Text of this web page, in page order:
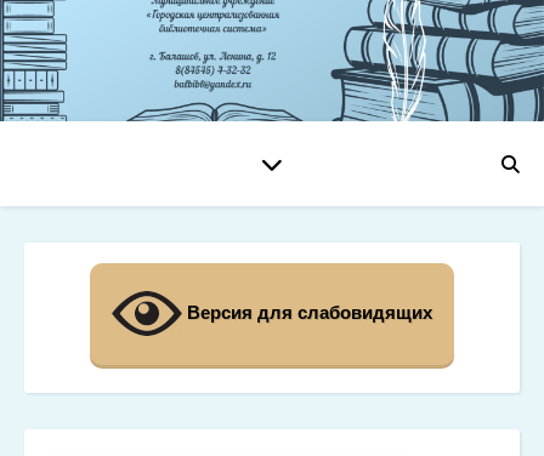
Версия для слабовидящих